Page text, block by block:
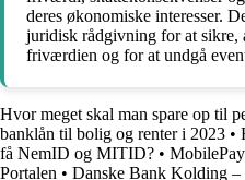
deres økonomiske interesser.
juridisk rådgivning for at sikre,
friværdien og for at undgå
Hvor meget skal man spare op til
banklån til bolig og renter i 2023 •
få NemID og MITID? •
Portalen • Danske Bank Kolding